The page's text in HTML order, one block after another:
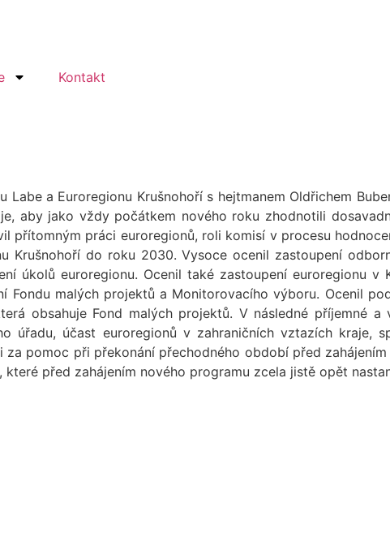
Kontakt
a Euroregionu Krušnohoří s hejtmanem Oldřichem
aby jako vždy počátkem nového roku zhodnotili
přítomným práci euroregionů, roli komisí v procesu
Krušnohoří do roku 2030. Vysoce ocenil zastoupení
úkolů euroregionu. Ocenil také zastoupení euroregionu v
Fondu malých projektů a Monitorovacího výboru. Ocenil
obsahuje Fond malých projektů. V následné příjemné
úřadu, účast euroregionů v zahraničních vztazích kraje,
pomoc při překonání přechodného období před
před zahájením nového programu zcela jistě opět